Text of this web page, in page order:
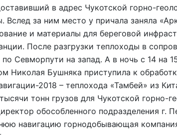
в адрес Чукотской горно-
Вслед за ним место у причала заняла
и материалы для береговой
После разгрузки теплоходы в
Севморпути на запад. А в ночь с 14 на
Николая Бушняка приступила к
2018 – теплохода «Тамбей» из
тонн грузов для Чукотской горно-
обособленного подразделения г.
навигацию горнодобывающая